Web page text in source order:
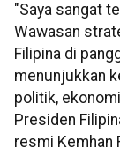
"Saya sangat
Wawasan
Filipina di
menunjukkan
politik,
Presiden
resmi Kemhan